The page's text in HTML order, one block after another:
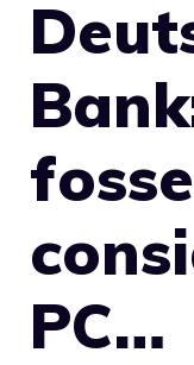
fosse
PC…